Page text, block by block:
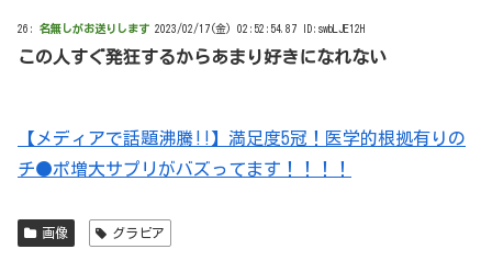
26: 名無しがお送りします 2023/02/17(金) 02:52:54.87 ID:swbLJE12H
この人すぐ発狂するからあまり好きになれない
【メディアで話題沸騰!!】満足度5冠！医学的根拠有りの
チ●ポ増大サプリがバズってます！！！！
画像 グラビア